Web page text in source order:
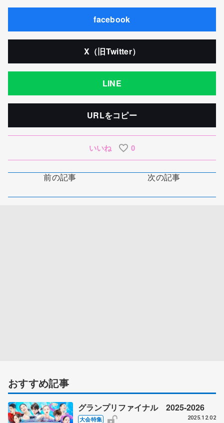
facebook
X（旧Twitter）
LINE
URLをコピー
いいね 0
前の記事 次の記事
おすすめ記事
グランプリファイナル 2025-2026
大会特集 2025.12.02